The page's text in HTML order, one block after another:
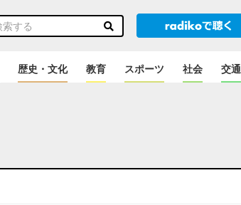
歴史・文化 教育 スポーツ 社会 交通